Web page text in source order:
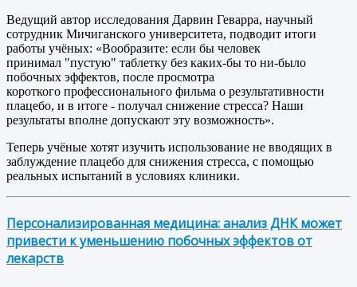
Ведущий автор исследования Дарвин Геварра, научный
сотрудник Мичиганского университета, подводит итоги
работы учёных: «Вообразите: если бы человек
принимал "пустую" таблетку без каких-бы то ни-было
побочных эффектов, после просмотра
короткого профессионального фильма о результативности
плацебо, и в итоге - получал снижение стресса? Наши
результаты вполне допускают эту возможность».
Теперь учёные хотят изучить использование не вводящих в
заблуждение плацебо для снижения стресса, с помощью
реальных испытаний в условиях клиники.
Персонализированная медицина: анализ ДНК может
привести к уменьшению побочных эффектов от
лекарств